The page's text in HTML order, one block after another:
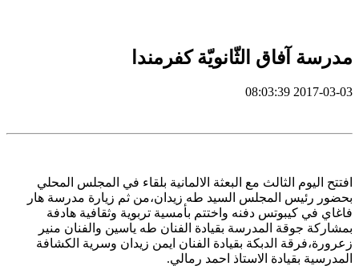
مدرسة آفاق الثّانويّة كفرمندا
2017-03-03 08:03:39
افتتح اليوم الثالث مع البعثة الالمانية بلقاء في المجلس المحلي
بحضور رئيس المجلس السيد طه زيدان،من ثم زيارة مدرسة هار
فاغاي في كيبوتس دفنه واختتم بأمسية تربوية وثقافية هادفة
بمشاركة جوقة المدرسة بقيادة الفنان طه ياسين والفنان منير
زعرورة،فرقة الدبكة بقيادة الفنان ايمن زيدان وسرية الكشافة
المدرسية بقيادة الاستاذ احمد رمالي.